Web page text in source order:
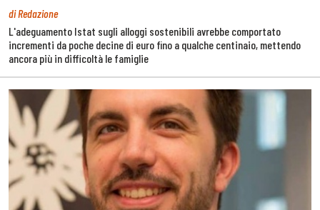
di Redazione
L'adeguamento Istat sugli alloggi sostenibili avrebbe comportato
incrementi da poche decine di euro fino a qualche centinaio, mettendo
ancora più in difficoltà le famiglie